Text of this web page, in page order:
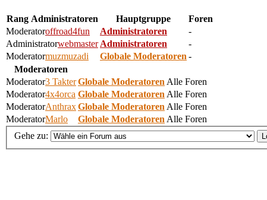
Rang Administratoren Hauptgruppe
Foren
Moderatoroffroad4fun Administratoren
-
Administratorwebmaster Administratoren
-
Moderatormuzmuzadi Globale Moderatoren -
Moderatoren
Moderator3 TakterGlobale Moderatoren Alle Foren
Moderator4x4orca Globale Moderatoren Alle Foren
ModeratorAnthraxGlobale Moderatoren Alle Foren
ModeratorMarlo Globale Moderatoren Alle Foren
Gehe zu: